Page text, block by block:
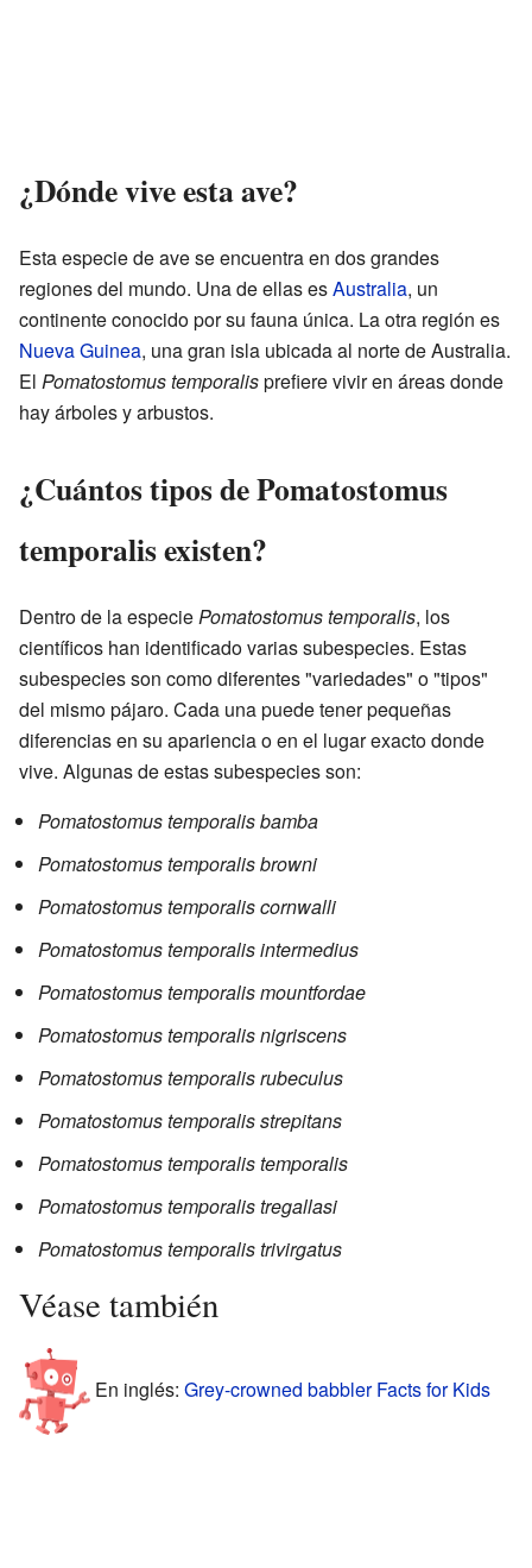
¿Dónde vive esta ave?
Esta especie de ave se encuentra en dos grandes
regiones del mundo. Una de ellas esAustralia, un
continente conocido por su fauna única. La otra región es
Nueva Guinea, una gran isla ubicada al norte de Australia.
El Pomatostomus temporalisprefiere vivir en áreas donde
hay árboles y arbustos.
¿Cuántos tipos de Pomatostomus
temporalis existen?
Dentro de la especiePomatostomus temporalis, los
científicos han identificado varias subespecies. Estas
subespecies son como diferentes "variedades" o "tipos"
del mismo pájaro. Cada una puede tener pequeñas
diferencias en su apariencia o en el lugar exacto donde
vive. Algunas de estas subespecies son:
Pomatostomus temporalis bamba
Pomatostomus temporalis browni
Pomatostomus temporalis cornwalli
Pomatostomus temporalis intermedius
Pomatostomus temporalis mountfordae
Pomatostomus temporalis nigriscens
Pomatostomus temporalis rubeculus
Pomatostomus temporalis strepitans
Pomatostomus temporalis temporalis
Pomatostomus temporalis tregallasi
Pomatostomus temporalis trivirgatus
Véase también
En inglés: Grey-crowned babbler Facts for Kids